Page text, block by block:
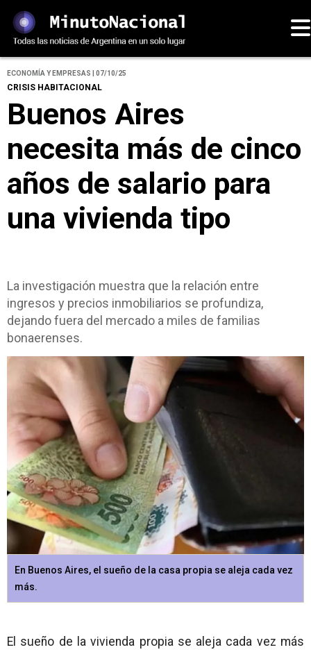
ECONOMÍA Y EMPRESAS | 07/10/25
CRISIS HABITACIONAL
Buenos Aires
necesita más de cinco
años de salario para
una vivienda tipo
La investigación muestra que la relación entre
ingresos y precios inmobiliarios se profundiza,
dejando fuera del mercado a miles de familias
bonaerenses.
En Buenos Aires, el sueño de la casa propia se aleja cada vez
más.
El sueño de la vivienda propia se aleja cada vez más